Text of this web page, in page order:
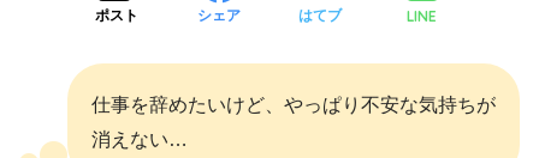
ポスト シェア はてブ LINE
仕事を辞めたいけど、やっぱり不安な気持ちが
消えない…